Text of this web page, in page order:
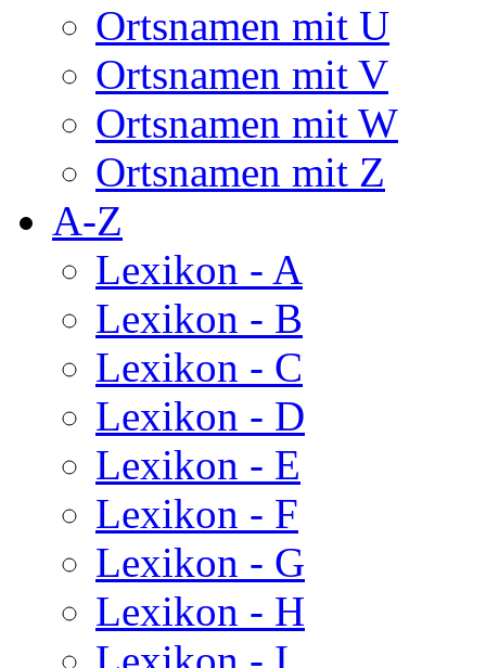
Ortsnamen mit U
Ortsnamen mit V
Ortsnamen mit W
Ortsnamen mit Z
A-Z
Lexikon - A
Lexikon - B
Lexikon - C
Lexikon - D
Lexikon - E
Lexikon - F
Lexikon - G
Lexikon - H